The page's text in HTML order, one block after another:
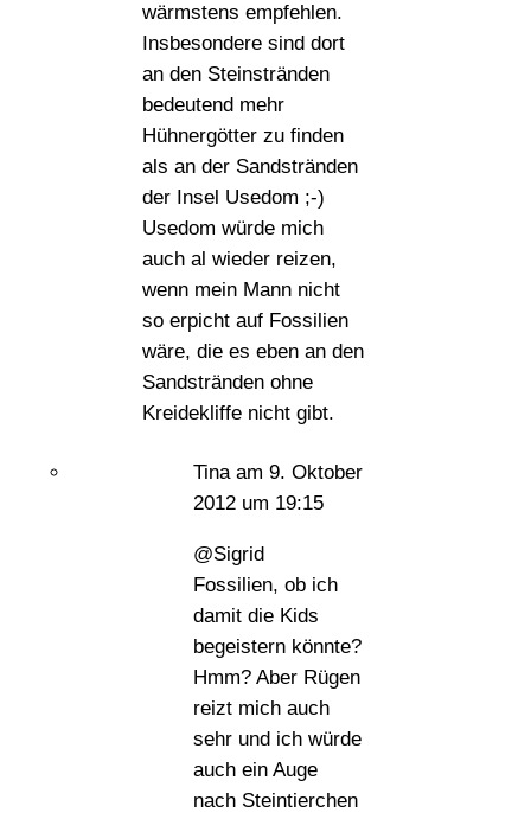
wärmstens empfehlen.
Insbesondere sind dort
an den Steinstränden
bedeutend mehr
Hühnergötter zu finden
als an der Sandstränden
der Insel Usedom ;-)
Usedom würde mich
auch al wieder reizen,
wenn mein Mann nicht
so erpicht auf Fossilien
wäre, die es eben an den
Sandstränden ohne
Kreidekliffe nicht gibt.
Tina am 9. Oktober
2012 um 19:15
@Sigrid
Fossilien, ob ich
damit die Kids
begeistern könnte?
Hmm? Aber Rügen
reizt mich auch
sehr und ich würde
auch ein Auge
nach Steintierchen